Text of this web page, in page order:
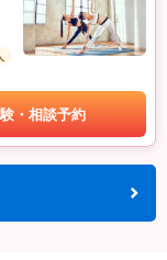
・相談予約